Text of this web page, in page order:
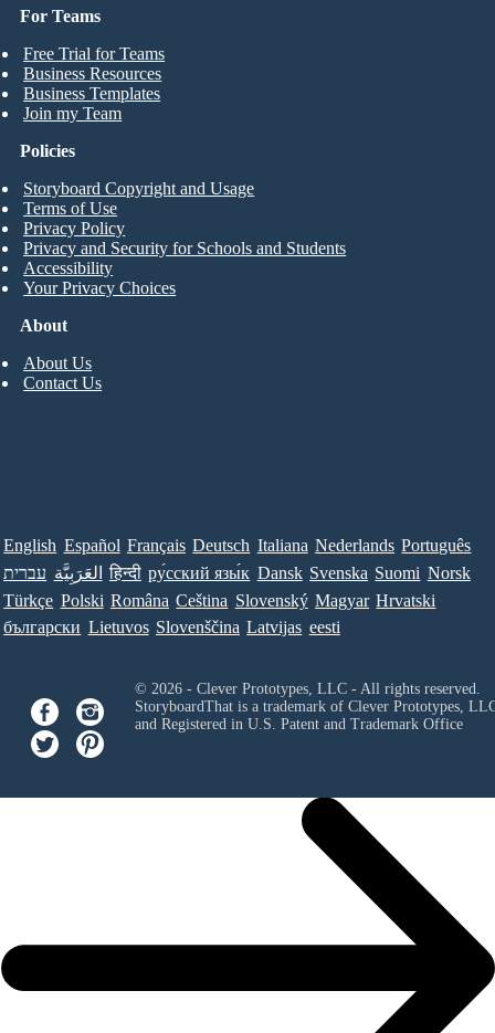
For Teams
Free Trial for Teams
Business Resources
Business Templates
Join my Team
About
About Us
Contact Us
Policies
Storyboard Copyright and Usage
Terms of Use
Privacy Policy
Privacy and Security for Schools and Students
Accessibility
Your Privacy Choices
English Español Français Deutsch Italiana Nederlands Português
עברית العَرَبِيَّة हिन्दी ру́сский язы́к Dansk Svenska Suomi Norsk
Türkçe Polski Româna Ceština Slovenský Magyar Hrvatski
български Lietuvos Slovenščina Latvijas eesti
© 2026 - Clever Prototypes, LLC - All rights reserved.
StoryboardThat is a trademark of Clever Prototypes,
and Registered in U.S. Patent and Trademark Office